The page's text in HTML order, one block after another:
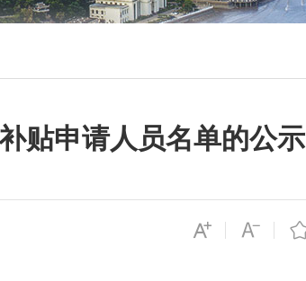
贴申请人员名单的公示